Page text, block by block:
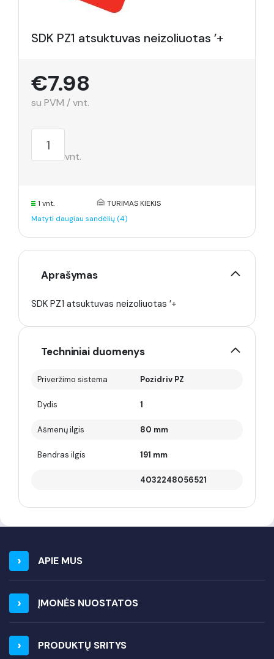
SDK PZ1 atsuktuvas neizoliuotas ’+
€7.98
su PVM / vnt.
vnt.
1 vnt.
TURIMAS KIEKIS
Matyti daugiau sandėlių (4)
Aprašymas
SDK PZ1 atsuktuvas neizoliuotas ’+
Techniniai duomenys
Priveržimo sistema Pozidriv PZ
Dydis 1
Ašmenų ilgis 80 mm
Bendras ilgis 191 mm
4032248056521
APIE MUS
ĮMONĖS NUOSTATOS
PRODUKTŲ SRITYS